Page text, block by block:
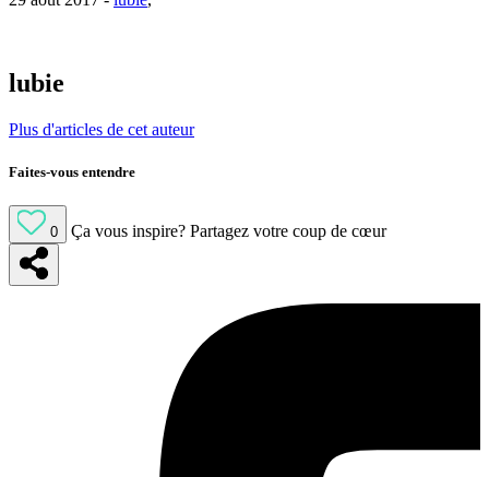
lubie
Plus d'articles de cet auteur
Faites-vous entendre
0 Ça vous inspire? Partagez votre coup de cœur